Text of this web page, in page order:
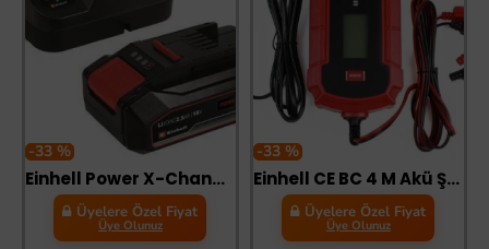
-33 %
Einhell Power X-Change 2,5 Ah Akü ve Şarj Cihazı Seti
Üyelere Özel Fiyat
Üye Olunuz
-33 %
Einhell CE BC 4 M Akü Şarj Cihazı
Üyelere Özel Fiyat
Üye Olunuz